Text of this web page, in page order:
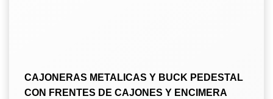
CAJONERAS METALICAS Y BUCK PEDESTAL
CON FRENTES DE CAJONES Y ENCIMERA